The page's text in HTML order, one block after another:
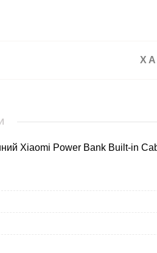
Xiaomi Power Bank Built-in